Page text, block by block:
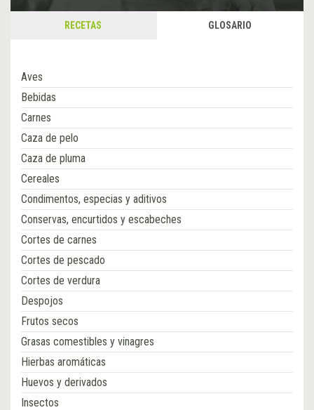
RECETAS GLOSARIO
Aves
Bebidas
Carnes
Caza de pelo
Caza de pluma
Cereales
Condimentos, especias y aditivos
Conservas, encurtidos y escabeches
Cortes de carnes
Cortes de pescado
Cortes de verdura
Despojos
Frutos secos
Grasas comestibles y vinagres
Hierbas aromáticas
Huevos y derivados
Insectos